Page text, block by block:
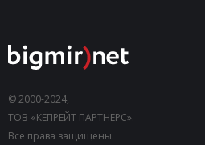
© 2000-2024,
ТОВ «КЕПРЕЙТ ПАРТНЕРС».
Все права защищены.